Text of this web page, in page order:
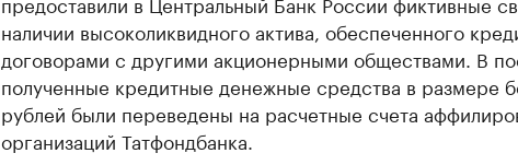
наличии высоколиквидного актива, обеспеченного
договорами с другими акционерными обществами. В
полученные кредитные денежные средства в размере
рублей были переведены на расчетные счета
организаций Татфондбанка.